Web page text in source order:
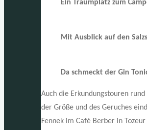
Ein Traumplatz zum
Mit Ausblick auf den
Da schmeckt der Gin
Auch die Erkundungstouren
der Größe und des Geruches
Fennek im Café Berber in